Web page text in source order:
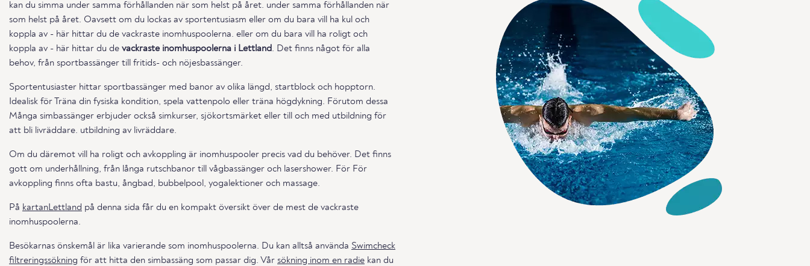
kan du simma under samma förhållanden när som helst på året. under samma förhållanden när
som helst på året. Oavsett om du lockas av sportentusiasm eller om du bara vill ha kul och
koppla av - här hittar du de vackraste inomhuspoolerna. eller om du bara vill ha roligt och
koppla av - här hittar du de vackraste inomhuspoolerna i Lettland. Det finns något för alla
behov, från sportbassänger till fritids- och nöjesbassänger.
Sportentusiaster hittar sportbassänger med banor av olika längd, startblock och hopptorn.
Idealisk för Träna din fysiska kondition, spela vattenpolo eller träna högdykning. Förutom dessa
Många simbassänger erbjuder också simkurser, sjökortsmärket eller till och med utbildning för
att bli livräddare. utbildning av livräddare.
Om du däremot vill ha roligt och avkoppling är inomhuspooler precis vad du behöver. Det finns
gott om underhållning, från långa rutschbanor till vågbassänger och lasershower. För För
avkoppling finns ofta bastu, ångbad, bubbelpool, yogalektioner och massage.
På kartanLettland på denna sida får du en kompakt översikt över de mest de vackraste
inomhuspoolerna.
Besökarnas önskemål är lika varierande som inomhuspoolerna. Du kan alltså använda Swimcheck
filtreringssökning för att hitta den simbassäng som passar dig. Vår sökning inom en radie kan du